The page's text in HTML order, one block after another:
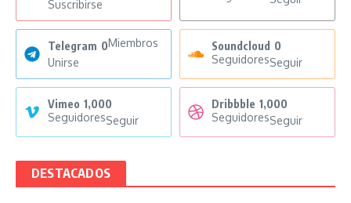
Suscribirse
Telegram 0Miembros
Unirse
Soundcloud 0
SeguidoresSeguir
Vimeo 1,000
SeguidoresSeguir
Dribbble 1,000
SeguidoresSeguir
DESTACADOS